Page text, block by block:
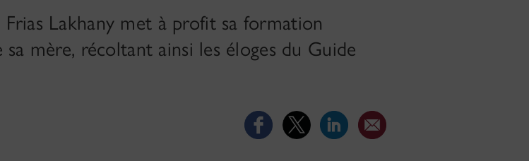
Lakhany met à profit sa formation
mère, récoltant ainsi les éloges du Guide